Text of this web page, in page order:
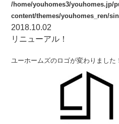
/home/youhomes3/youhomes.jp/
content/themes/youhomes_ren/
2018.10.02
リニューアル！
ユーホームズのロゴが変わりました